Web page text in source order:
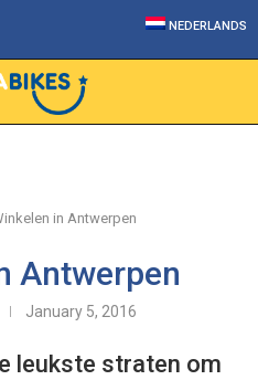
NEDERLANDS
in Antwerpen
Antwerpen
January 5, 2016
leukste straten om